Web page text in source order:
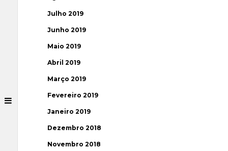
Julho 2019
Junho 2019
Maio 2019
Abril 2019
Março 2019
Fevereiro 2019
Janeiro 2019
Dezembro 2018
Novembro 2018